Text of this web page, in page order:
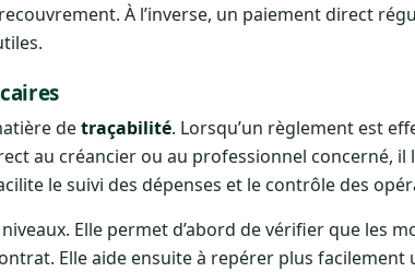
À l’inverse, un paiement direct
detraçabilité. Lorsqu’un règlement est
au créancier ou au professionnel concerné, il
le suivi des dépenses et le contrôle des
Elle permet d’abord de vérifier que les
Elle aide ensuite à repérer plus facilement